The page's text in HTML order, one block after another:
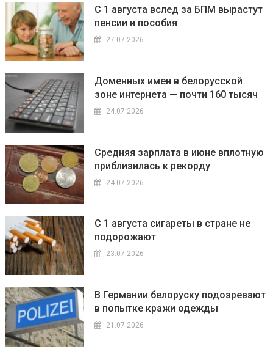
С 1 августа вслед за БПМ вырастут
пенсии и пособия
27.07.2026
Доменных имен в белорусской
зоне интернета — почти 160 тысяч
24.07.2026
Средняя зарплата в июне вплотную
приблизилась к рекорду
24.07.2026
С 1 августа сигареты в стране не
подорожают
23.07.2026
В Германии белоруску подозревают
в попытке кражи одежды
21.07.2026